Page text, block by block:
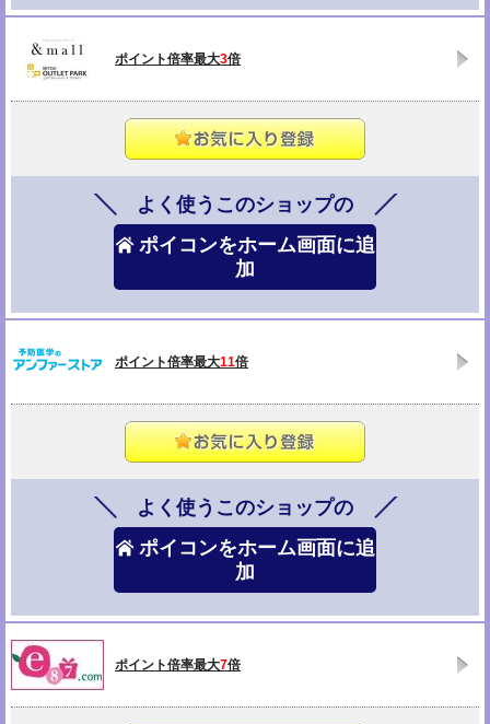
ポイント倍率最大3倍
よく使うこのショップの
ポイコンをホーム画面に追
加
ポイント倍率最大11倍
よく使うこのショップの
ポイコンをホーム画面に追
加
ポイント倍率最大7倍